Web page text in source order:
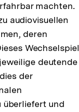
machten.
audiovisuellen
deren
Wechselspiel
deutende
der
überliefert und